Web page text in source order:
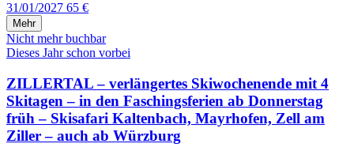
31/01/2027 65 €
Mehr
Nicht mehr buchbar
Dieses Jahr schon vorbei
ZILLERTAL – verlängertes Skiwochenende mit 4
Skitagen – in den Faschingsferien ab Donnerstag
früh – Skisafari Kaltenbach, Mayrhofen, Zell am
Ziller – auch ab Würzburg